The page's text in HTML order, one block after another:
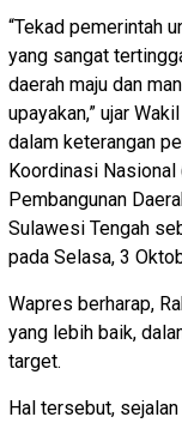
“Tekad pemerintah
yang sangat
daerah maju dan
upayakan,” ujar
dalam keterangan
Koordinasi
Pembangunan
Sulawesi Tengah
pada Selasa, 3
Wapres berharap,
yang lebih baik,
target.
Hal tersebut,